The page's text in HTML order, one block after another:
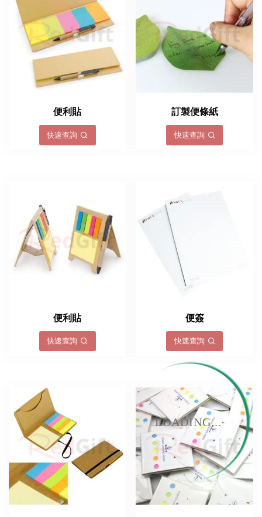
LOADING...
便利貼
快速查詢
訂製便條紙
快速查詢
便利貼
快速查詢
便簽
快速查詢